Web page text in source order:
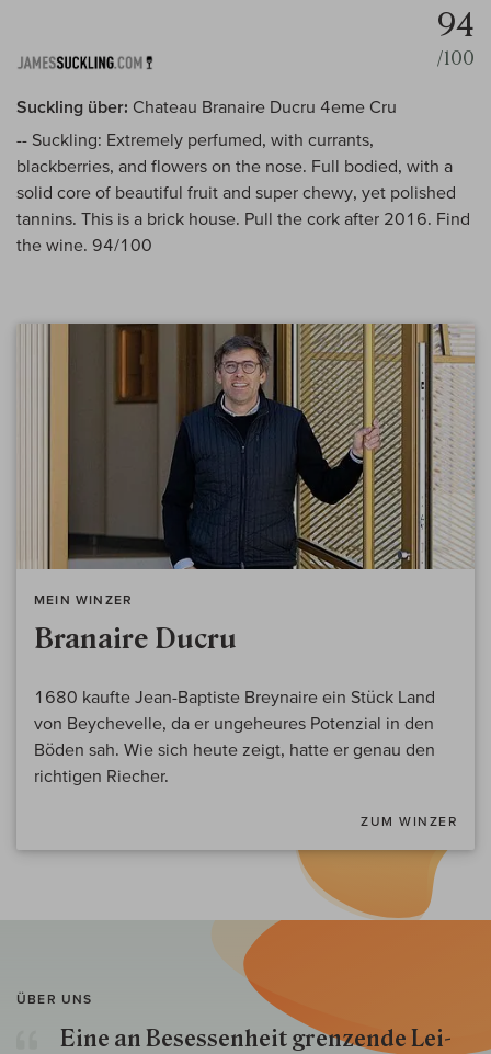
94
/100
Suckling über: Chateau Branaire Ducru 4eme Cru
-- Suckling: Extremely perfumed, with currants,
blackberries, and flowers on the nose. Full bodied, with a
solid core of beautiful fruit and super chewy, yet polished
tannins. This is a brick house. Pull the cork after 2016. Find
the wine. 94/100
MEIN WINZER
Branaire Ducru
1680 kaufte Jean-Baptiste Breynaire ein Stück Land
von Beychevelle, da er ungeheures Potenzial in den
Böden sah. Wie sich heute zeigt, hatte er genau den
richtigen Riecher.
ZUM WINZER
ÜBER UNS
Eine an Besessenheit gren­zende Lei­